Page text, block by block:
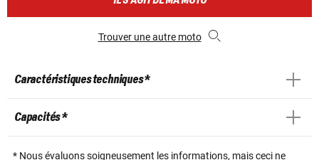
Trouver une autre moto
Caractéristiques techniques *
Capacités *
* Nous évaluons soigneusement les informations, mais ceci ne